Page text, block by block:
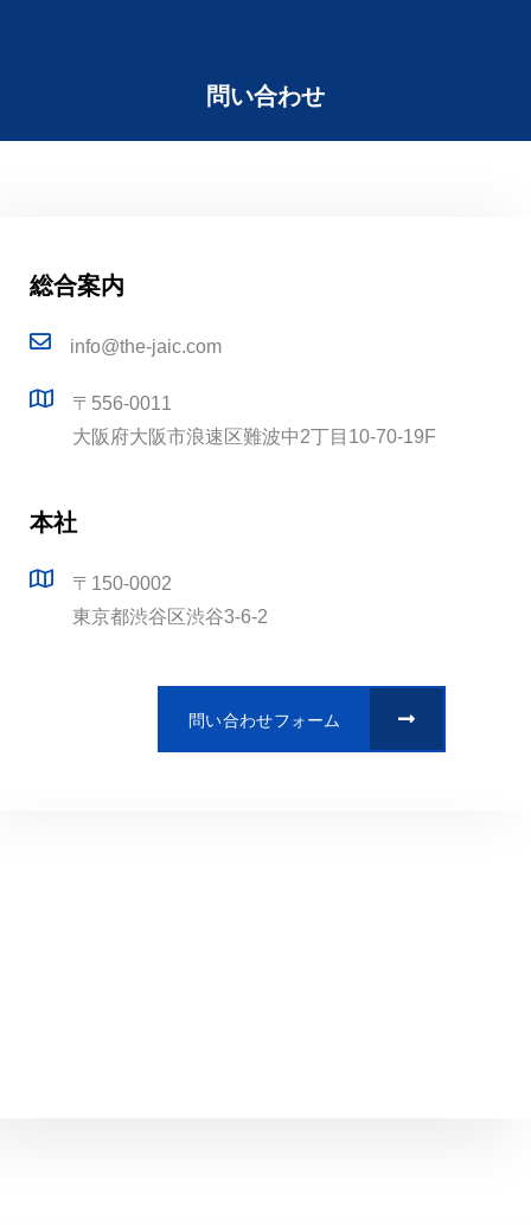
問い合わせ
総合案内
info@the-jaic.com
〒556-0011
大阪府大阪市浪速区難波中2丁目10-70-19F
本社
〒150-0002
東京都渋谷区渋谷3-6-2
問い合わせフォーム